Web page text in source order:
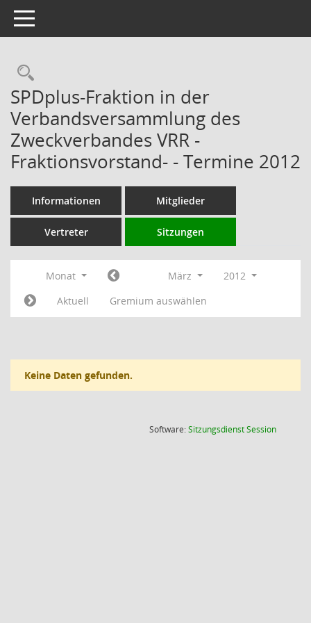
Toggle navigation
Rechercheauswahl
SPDplus-Fraktion in der
Verbandsversammlung des
Zweckverbandes VRR -
Fraktionsvorstand- - Termine 2012
Informationen Mitglieder
Vertreter Sitzungen
Monat März
2012
Aktuell
Gremium auswählen
Keine Daten gefunden.
Software:SitzungsdienstSession(Wird in